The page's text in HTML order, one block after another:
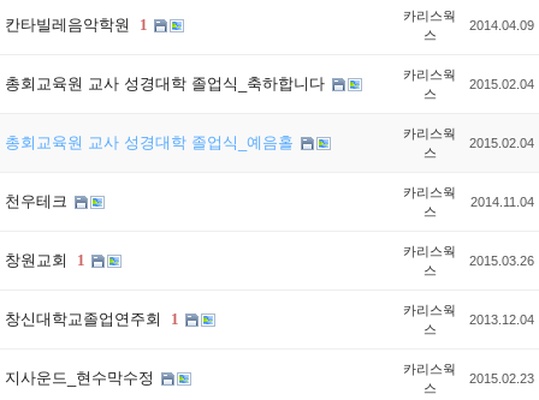
칸타빌레음악학원 1
카리스웍
스
2014.04.09
총회교육원 교사 성경대학 졸업식_축하합니다
카리스웍
스
2015.02.04
총회교육원 교사 성경대학 졸업식_예음홀
카리스웍
스
2015.02.04
천우테크
카리스웍
스
2014.11.04
창원교회 1
카리스웍
스
2015.03.26
창신대학교졸업연주회 1
카리스웍
스
2013.12.04
지사운드_현수막수정
카리스웍
스
2015.02.23